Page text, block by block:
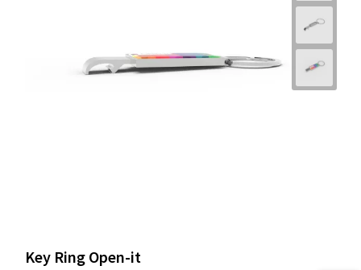
Key Ring Open-it